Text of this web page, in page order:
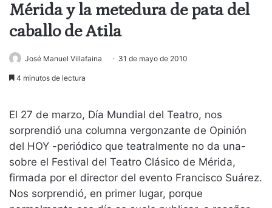
Mérida y la metedura de pata del
caballo de Atila
José Manuel Villafaina 31 de mayo de 2010
4 minutos de lectura
El 27 de marzo, Día Mundial del Teatro, nos
sorprendió una columna vergonzante de Opinión
del HOY -periódico que teatralmente no da una-
sobre el Festival del Teatro Clásico de Mérida,
firmada por el director del evento Francisco Suárez.
Nos sorprendió, en primer lugar, porque